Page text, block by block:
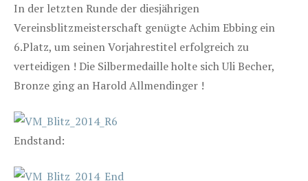
In der letzten Runde der diesjährigen
Vereinsblitzmeisterschaft genügte Achim Ebbing ein
6.Platz, um seinen Vorjahrestitel erfolgreich zu
verteidigen ! Die Silbermedaille holte sich Uli Becher,
Bronze ging an Harold Allmendinger !
Endstand: